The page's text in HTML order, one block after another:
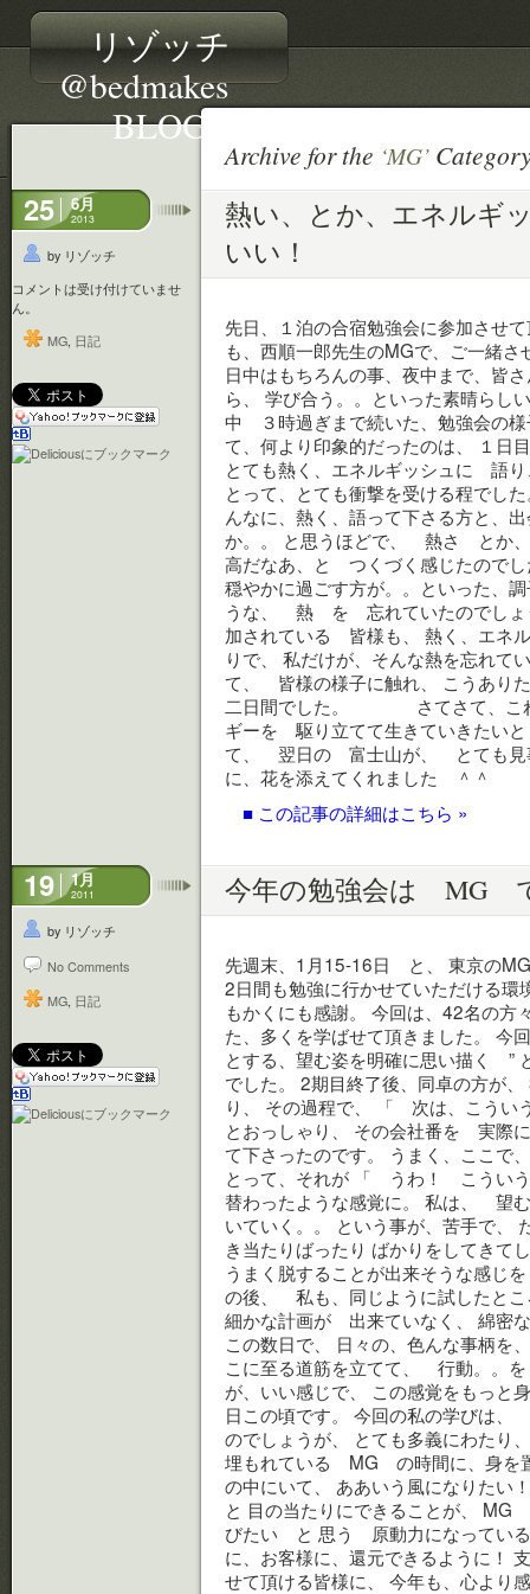
リゾッチ
@bedmakes
BLOG
Archive for the ‘MG’
25 6月
2013
by リゾッチ
コメントは受け付けていませ
ん。
MG, 日記
熱い、とか、エネルギ
いい！
先日、１泊の合宿勉強会に参
も、西順一郎先生のMGで、ご一緒
日中はもちろんの事、夜中まで、皆
ら、 学び合う。。といった素晴ら
中 ３時過ぎまで続いた
て、何より印象的だったのは、 １
とても熱く、エネルギッシュに 語
とって、とても衝撃を受ける程でし
んなに、熱く、語って下さる方と、
か。。 と思うほどで、 熱さ とか
高だなあ、と つくづく感じたので
穏やかに過ごす方が。。といった、
うな、 熱 を 忘れていたのでしょ
加されている 皆様も、 熱く、エ
りで、 私だけが、そんな熱を忘れて
て、 皆様の様子に触れ、 こうあ
二日間でした。 さてさて、これ
ギーを 駆り立てて生きていきたい
て、 翌日の 富士山が、 とても見
に、花を添えてくれまし
■ この記事の詳細はこちら »
19 1月
2011
by リゾッチ
No Comments
MG, 日記
今年の勉強会は MG
先週末、1月15-16日 と、 東京の
2日間も勉強に行かせていただける環
もかくにも感謝。 今回は、42名の方
た、多くを学ばせて頂きました。
とする、望む姿を明確に思い描く ”
でした。 2期目終了後、同卓の方が
り、 その過程で、 「 次は、こう
とおっしゃり、 その会社番を 実際
て下さったのです。 うまく、ここで
とって、それが 「 うわ！ こうい
替わったような感覚に。 私は、 望
いていく。。 という事が、苦手で、
き当たりばったり ばかりをしてき
うまく脱することが出来そうな感じ
の後、 私も、同じように試したと
細かな計画が 出来ていなく、 綿密
この数日で、 日々の、色んな事柄を
こに至る道筋を立てて、 行動。。
が、いい感じで、 この感覚をもっと
日この頃です。 今回の私の学びは
のでしょうが、 とても多義にわた
埋もれている MG の時間に、身を
の中にいて、 ああいう風になりた
と 目の当たりにできることが、
びたい と 思う 原動力になっている
に、お客様に、還元できるように！
せて頂ける皆様に、 今年も、心より